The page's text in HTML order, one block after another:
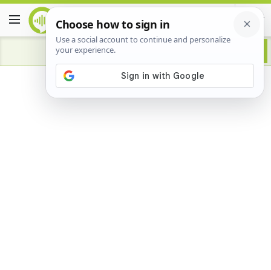
Advertisement